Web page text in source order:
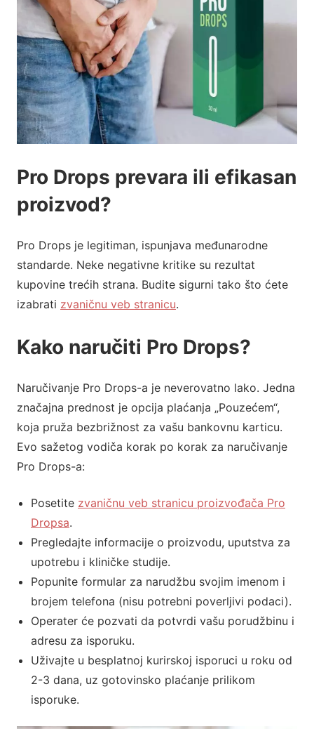
Pro Drops prevara ili efikasan
proizvod?
Pro Drops je legitiman, ispunjava međunarodne
standarde. Neke negativne kritike su rezultat
kupovine trećih strana. Budite sigurni tako što ćete
izabrati zvaničnu veb stranicu.
Kako naručiti Pro Drops?
Naručivanje Pro Drops-a je neverovatno lako. Jedna
značajna prednost je opcija plaćanja „Pouzećem“,
koja pruža bezbrižnost za vašu bankovnu karticu.
Evo sažetog vodiča korak po korak za naručivanje
Pro Drops-a:
Posetite zvaničnu veb stranicu proizvođača Pro
Dropsa.
Pregledajte informacije o proizvodu, uputstva za
upotrebu i kliničke studije.
Popunite formular za narudžbu svojim imenom i
brojem telefona (nisu potrebni poverljivi podaci).
Operater će pozvati da potvrdi vašu porudžbinu i
adresu za isporuku.
Uživajte u besplatnoj kurirskoj isporuci u roku od
2-3 dana, uz gotovinsko plaćanje prilikom
isporuke.